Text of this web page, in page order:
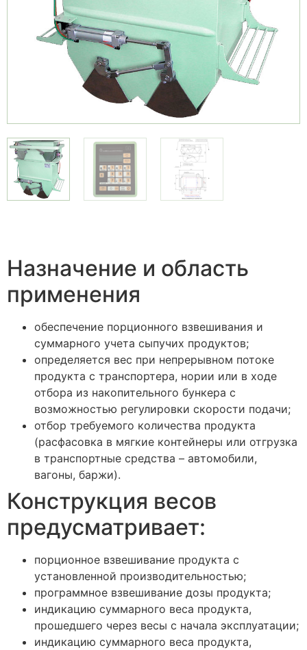
Назначение и область
применения
обеспечение порционного взвешивания и
суммарного учета сыпучих продуктов;
определяется вес при непрерывном потоке
продукта с транспортера, нории или в ходе
отбора из накопительного бункера с
возможностью регулировки скорости подачи;
отбор требуемого количества продукта
(расфасовка в мягкие контейнеры или отгрузка
в транспортные средства – автомобили,
вагоны, баржи).
Конструкция весов
предусматривает:
порционное взвешивание продукта с
установленной производительностью;
программное взвешивание дозы продукта;
индикацию суммарного веса продукта,
прошедшего через весы с начала эксплуатации;
индикацию суммарного веса продукта,